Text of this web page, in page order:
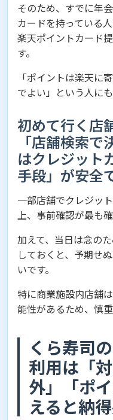
そのため、すでに年
カードを持っている
楽天ポイントカード
す。
「ポイントは楽天に
でよい」という人に
初めて行く店
「店舗検索
はクレジット
手段」が安全
一部店舗でクレジッ
上、事前確認が最も確
加えて、当日は念の
しておくと、予期せ
いです。
特に商業施設内店舗
能性があるため、慎
くら寿司
利用は「
外」「ポ
えると納